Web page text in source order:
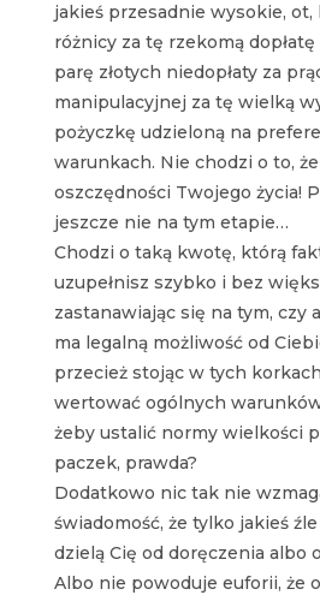
jakieś przesadnie wysokie, ot,
różnicy za tę rzekomą dopłatę
parę złotych niedopłaty za
manipulacyjnej za tę wielką
pożyczkę udzieloną na
warunkach. Nie chodzi o to,
oszczędności Twojego życia!
jeszcze nie na tym etapie…
Chodzi o taką kwotę, którą
uzupełnisz szybko i bez
zastanawiając się na tym, czy
ma legalną możliwość od
przecież stojąc w tych
wertować ogólnych
żeby ustalić normy wielkości
paczek, prawda?
Dodatkowo nic tak nie
świadomość, że tylko jakieś
dzielą Cię od doręczenia albo
Albo nie powoduje euforii, że